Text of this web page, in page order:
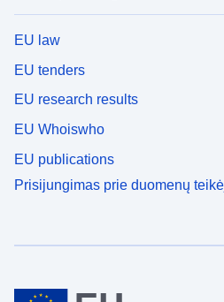
EU law
EU tenders
EU research results
EU Whoiswho
EU publications
Prisijungimas prie duomenų